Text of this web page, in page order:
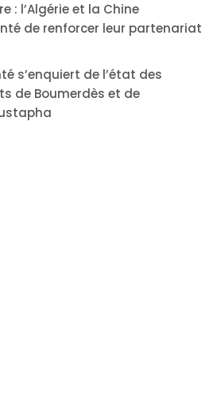
: l’Algérie et la Chine
de renforcer leur partenariat
s’enquiert de l’état des
de Boumerdès et de